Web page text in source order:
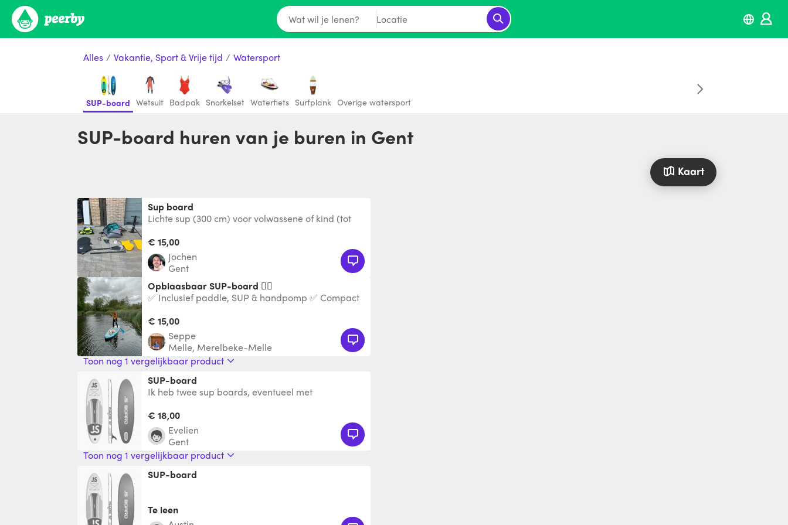
Wat wil je lenen? Locatie
Alles / Vakantie, Sport & Vrije tijd / Watersport
SUP-board Wetsuit Badpak Snorkelset Waterfiets Surfplank Overige watersport
SUP-board huren van je buren in Gent
Kaart
Sup board
Lichte sup (300 cm) voor volwassene of kind (tot
2
€ 15,00
jochen
Gent
Opblaasbaar SUP-board 🏄‍♂️
✅ Inclusief paddle, SUP & handpomp ✅ Compact
outdoor g
€ 15,00
seppe
Melle, Merelbeke-Melle
Toon nog 1 vergelijkbaar product
SUP-board
Ik heb twee sup boards, eventueel met
een uitstapje
€ 18,00
Evelien
Gent
Toon nog 1 vergelijkbaar product
SUP-board
Te leen